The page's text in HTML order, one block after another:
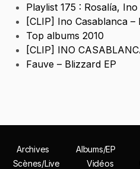
Playlist 175 : Rosalía,
[CLIP] Ino Casablanca –
Top albums 2010
[CLIP] INO
Fauve – Blizzard EP
Archives Albums/EP
Scènes/Live
Vidéos